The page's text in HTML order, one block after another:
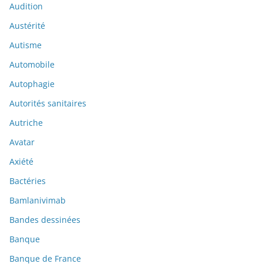
Audition
Austérité
Autisme
Automobile
Autophagie
Autorités sanitaires
Autriche
Avatar
Axiété
Bactéries
Bamlanivimab
Bandes dessinées
Banque
Banque de France